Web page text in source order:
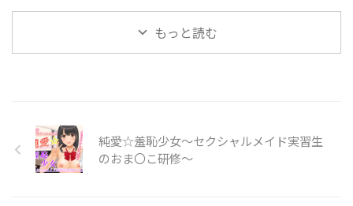
もっと読む
純愛☆羞恥少女〜セクシャルメイド実習生
のおま〇こ研修〜